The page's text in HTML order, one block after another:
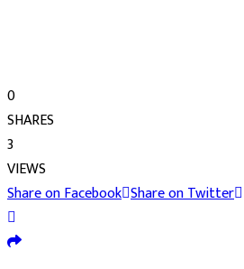
0
SHARES
3
VIEWS
Share on Facebook Share on Twitter